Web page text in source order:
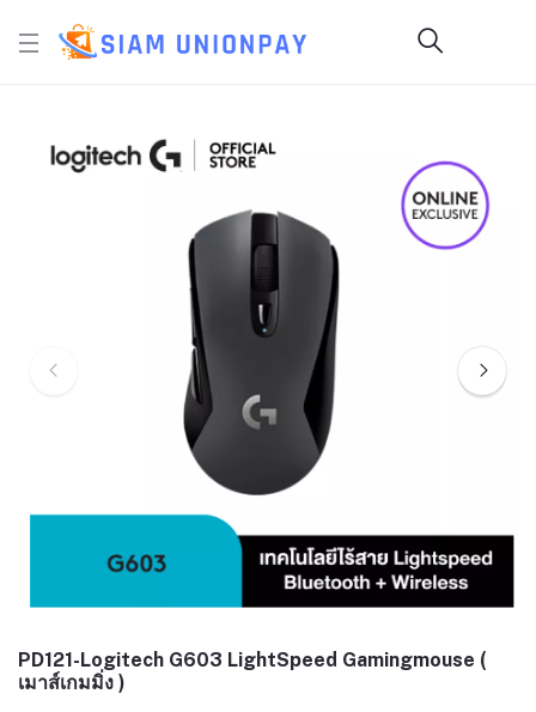
PD121-Logitech G603 LightSpeed Gamingmouse (
เมาส์เกมมิ่ง )